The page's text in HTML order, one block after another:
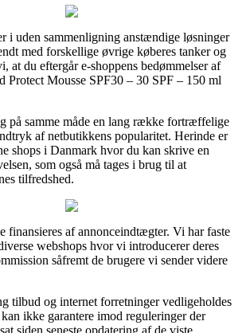
i uden sammenligning anstændige løsninger
med forskellige øvrige køberes tanker og
at du eftergår e-shoppens bedømmelser af
Protect Mousse SPF30 – 30 SPF – 150 ml
på samme måde en lang række fortræffelige
af netbutikkens popularitet. Herinde er
shops i Danmark hvor du kan skrive en
som også må tages i brug til at
tilfredshed.
finansieres af annonceindtægter. Vi har faste
webshops hvor vi introducerer deres
såfremt de brugere vi sender videre
tilbud og internet forretninger vedligeholdes
ikke garantere imod reguleringer der
siden seneste opdatering af de viste